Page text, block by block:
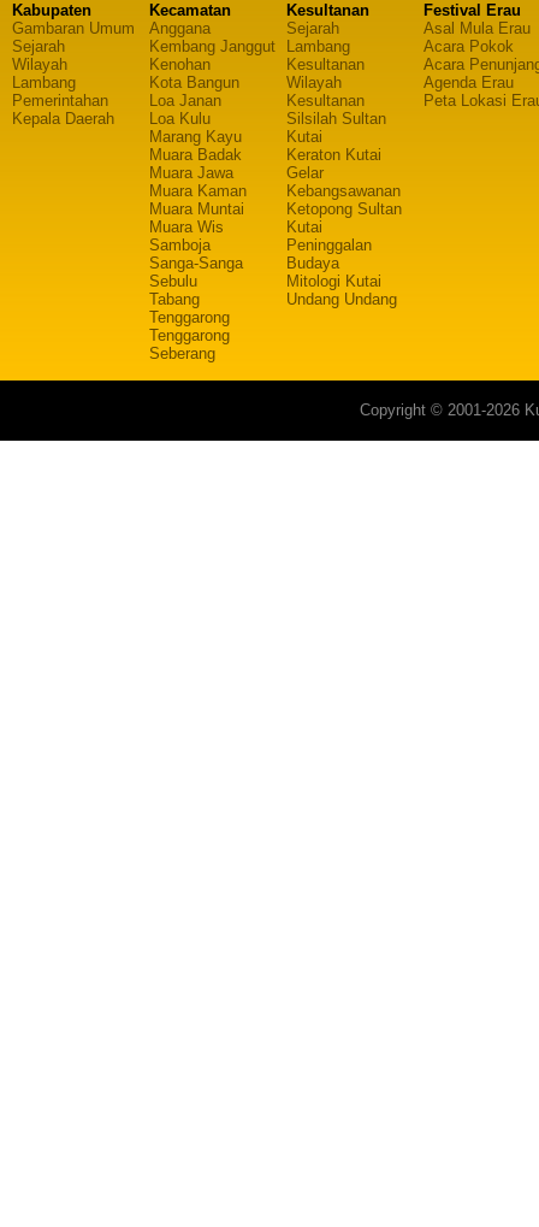
Kabupaten
Gambaran Umum
Sejarah
Wilayah
Lambang
Pemerintahan
Kepala Daerah
Kecamatan
Anggana
Kembang Janggut
Kenohan
Kota Bangun
Loa Janan
Loa Kulu
Marang Kayu
Muara Badak
Muara Jawa
Muara Kaman
Muara Muntai
Muara Wis
Samboja
Sanga-Sanga
Sebulu
Tabang
Tenggarong
Tenggarong
Seberang
Kesultanan
Sejarah
Lambang
Kesultanan
Wilayah
Kesultanan
Silsilah Sultan
Kutai
Keraton Kutai
Gelar
Kebangsawanan
Ketopong Sultan
Kutai
Peninggalan
Budaya
Mitologi Kutai
Undang Undang
Festival Erau
Asal Mula Erau
Acara Pokok
Acara
Agenda Erau
Peta Lokasi
Copyright © 2001-2026